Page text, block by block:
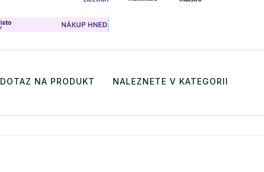
DOTAZ NA PRODUKT
NALEZNETE V KATEGORII